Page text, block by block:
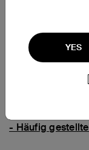
YES
Häufige
Wissenswertes
Displayschutz
- Häufig